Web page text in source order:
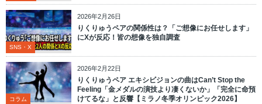
2026年2月26日
SNS・X
りくりゅうペアの関係性は？「ご想像にお任せします」
にXが反応！皆の想像を独自調査
2026年2月22日
コラム
りくりゅうペア エキシビジョンの曲はCan’t Stop the
Feeling「金メダルの演技より凄くないか」「完全に命預
けてるな」と反響【ミラノ冬季オリンピック2026】